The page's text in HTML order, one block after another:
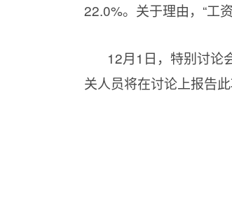
22.0%。关于理由，“工
12月1日，特别讨论
关人员将在讨论上报告此